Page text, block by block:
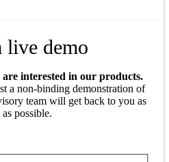
live demo
are interested in our products.
a non-binding demonstration of
team will get back to you as
as possible.